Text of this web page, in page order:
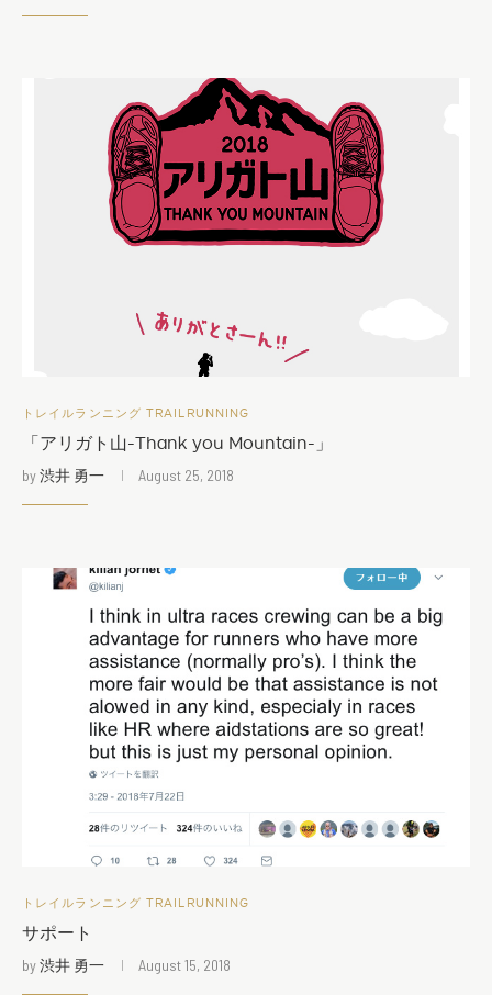
トレイルランニング TRAILRUNNING
「アリガト山-Thank you Mountain-」
by渋井 勇一 August 25, 2018
トレイルランニング TRAILRUNNING
サポート
by渋井 勇一 August 15, 2018